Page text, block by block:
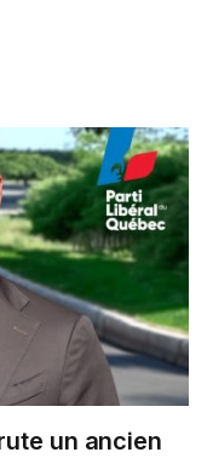
un ancien